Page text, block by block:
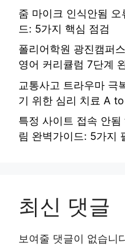
줌 마이크 인식안됨
드: 5가지 핵심 점검
폴리어학원 광진캠퍼
영어 커리큘럼 7단계
교통사고 트라우마 극
기 위한 심리 치료 A
특정 사이트 접속 안
림 완벽가이드: 5가지
최신 댓글
보여줄 댓글이 없습니